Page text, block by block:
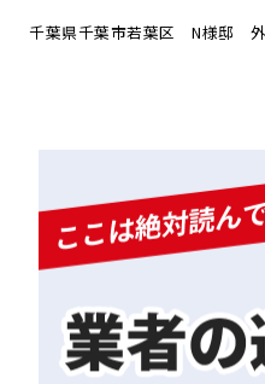
千葉県千葉市若葉区 N様邸